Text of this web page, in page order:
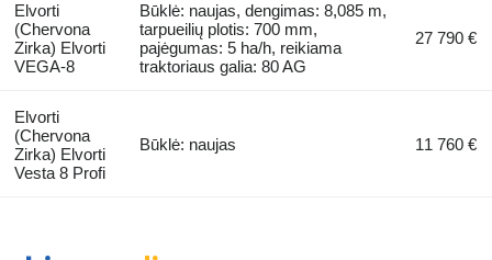
Elvorti
(Chervona
Zirka) Elvorti
VEGA-8
Būklė: naujas, dengimas: 8,085 m,
tarpueilių plotis: 700 mm,
pajėgumas: 5 ha/h, reikiama
traktoriaus galia: 80 AG
27 790 €
Elvorti
(Chervona
Zirka) Elvorti
Vesta 8 Profi
Būklė: naujas 11 760 €